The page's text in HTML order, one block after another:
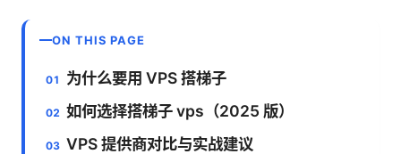
ON THIS PAGE
为什么要用 VPS 搭梯子
如何选择搭梯子 vps（2025 版）
VPS 提供商对比与实战建议